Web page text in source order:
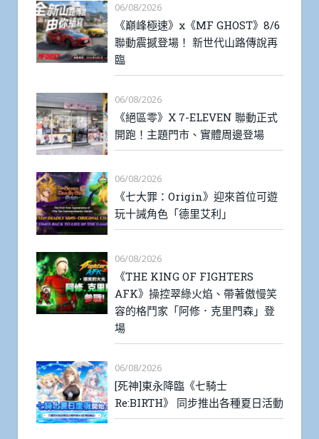
06/08/2026
《巔峰極速》x《MF GHOST》8/6
聯動震撼登場！ 新世代山路傳說再
臨
06/08/2026
《絕區零》X 7-ELEVEN 聯動正式
開跑！主題門市、實體周邊登場
06/08/2026
《七大罪：Origin》迎來首位可遊
玩十誡角色「德里艾利」
06/08/2026
《THE KING OF FIGHTERS
AFK》操控翠綠火焰、帶著傲慢笑
容的格鬥家「阿修．克里門森」登
場
06/08/2026
[死神]東永降臨《七騎士
Re:BIRTH》 同步推出各種夏日活動